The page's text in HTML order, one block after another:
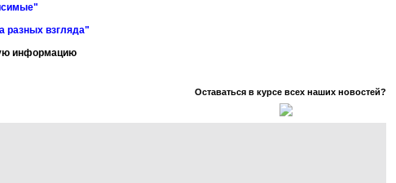
разных взгляда"
информацию
Оставаться в курсе всех наших новостей?